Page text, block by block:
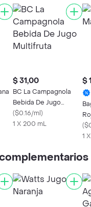
$ 31,00
BC La Campagnola
Bebida De Jugo
Multifruta
($0.16/ml)
1 X 200 mL
$
(
1